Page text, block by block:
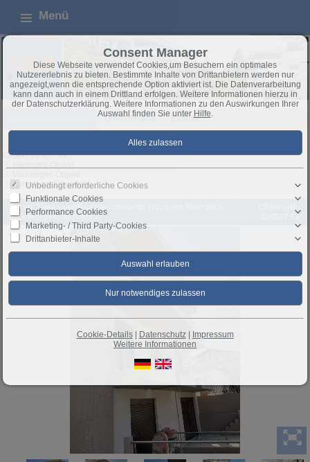
Menü
Griechenland Exposé
Objekt 10 von 14
Zurück zur Übersicht
Perea, Thessaloniki, Griechneland: Haus mit Meerblick
in Griechenland (Perea)
ID4527-Gr
Consent Manager
Diese Webseite verwendet Cookies,um Besuchern ein optimales
Nutzererlebnis zu bieten. Bestimmte Inhalte von Drittanbietern werden nur
angezeigt,wenn die entsprechende Option aktiviert ist. Die Datenverarbeitung
kann dann auch in einem Drittland erfolgen. Weitere Informationen hierzu in
der Datenschutzerklärung. Weitere Informationen zu den Auswirkungen Ihrer
Auswahl finden Sie unter Hilfe.
Unbedingt erforderliche Cookies
Funktionale Cookies
Performance Cookies
Marketing- / Third Party-Cookies
Drittanbieter-Inhalte
Cookie-Details| Datenschutz|
Impressum
Weitere Informationen